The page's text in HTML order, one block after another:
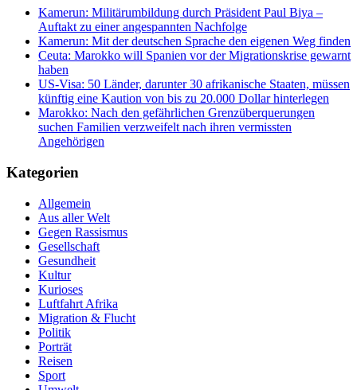
Kamerun: Militärumbildung durch Präsident Paul Biya –
Auftakt zu einer angespannten Nachfolge
Kamerun: Mit der deutschen Sprache den eigenen Weg finden
Ceuta: Marokko will Spanien vor der Migrationskrise gewarnt
haben
US-Visa: 50 Länder, darunter 30 afrikanische Staaten, müssen
künftig eine Kaution von bis zu 20.000 Dollar hinterlegen
Marokko: Nach den gefährlichen Grenzüberquerungen
suchen Familien verzweifelt nach ihren vermissten
Angehörigen
Kategorien
Allgemein
Aus aller Welt
Gegen Rassismus
Gesellschaft
Gesundheit
Kultur
Kurioses
Luftfahrt Afrika
Migration & Flucht
Politik
Porträt
Reisen
Sport